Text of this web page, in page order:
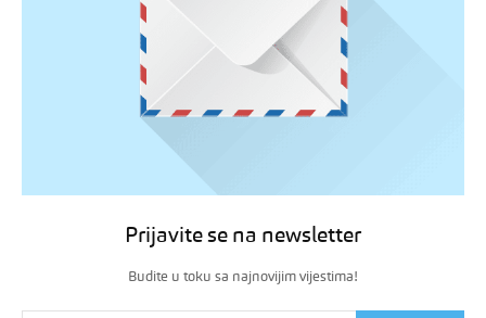
Prijavite se na newsletter
Budite u toku sa najnovijim vijestima!